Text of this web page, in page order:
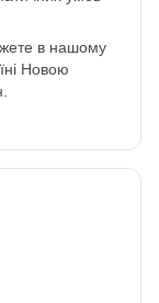
в нашому
Новою